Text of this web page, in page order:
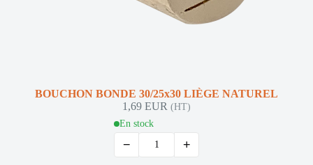
BOUCHON BONDE 30/25x30 LIÈGE NATUREL
1,69 EUR (HT)
En stock
− +